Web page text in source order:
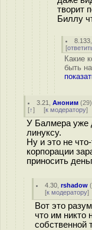
творит
Биллу
8.133
[
Какие
быть
3.21 ,Аноним (29
[↑] [к модератору]
У Балмера уже
линуксу.
Ну и это не
корпорации
приносить
4.30 ,rshadow (
[к модератору]
Вот это
что им никто
собственной